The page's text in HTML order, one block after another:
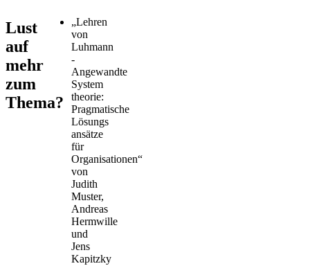
Lust
auf
mehr
zum
Thema?
„Lehren
von
Luhmann
-
Angewandte
System
theorie:
Pragmatische
Lösungs
ansätze
für
Organisationen“
von
Judith
Muster,
Andreas
Hermwille
und
Jens
Kapitzky